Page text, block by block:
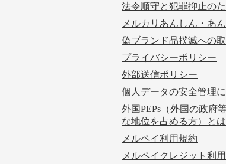
法令順守と犯罪抑止の
メルカリあんしん・あ
偽ブランド品撲滅への
プライバシーポリシー
外部送信ポリシー
個人データの安全管理
外国PEPs（外国の政府
な地位を占める方）とは
メルペイ利用規約
メルペイクレジット利